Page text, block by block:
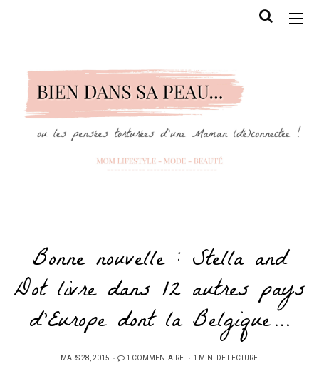
Bonne nouvelle : Stella and
Dot livre dans 12 autres pays
d’Europe dont la Belgique…
PUBLIÉ
MARS 28, 2015 1 COMMENTAIRE 1 MIN. DE LECTURE